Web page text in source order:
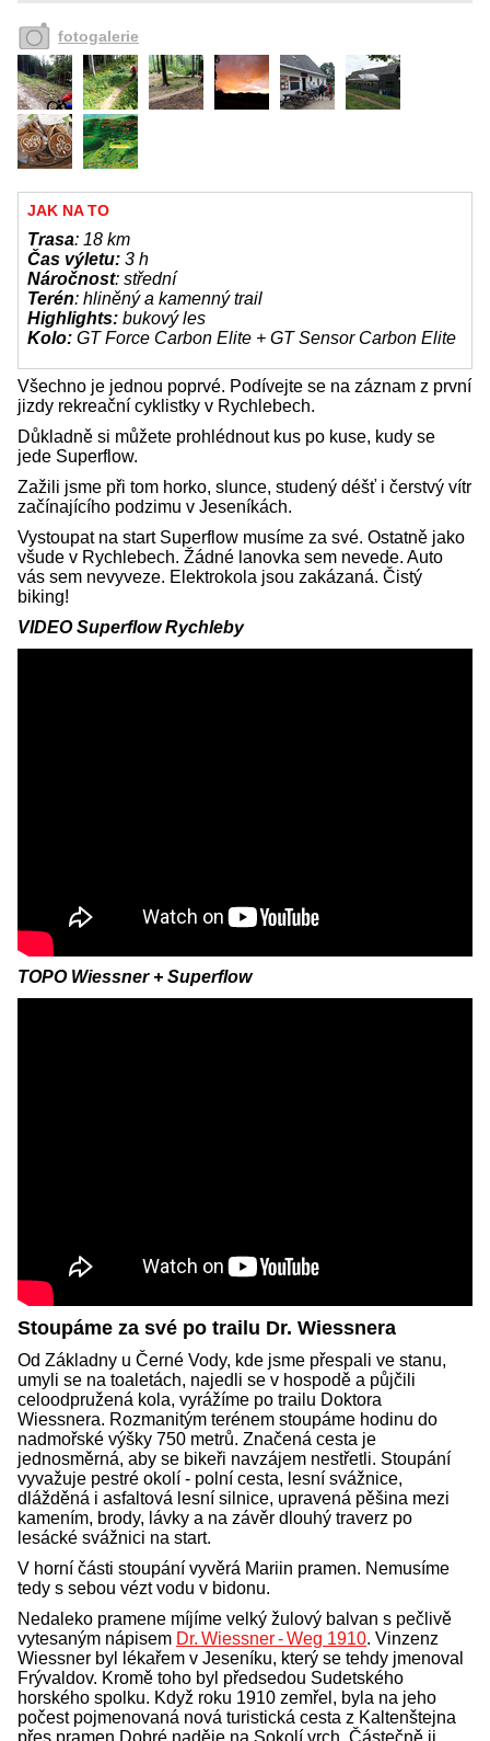
fotogalerie
JAK NA TO
Trasa: 18 km
Čas výletu: 3 h
Náročnost: střední
Terén: hliněný a kamenný trail
Highlights: bukový les
Kolo: GT Force Carbon Elite + GT Sensor Carbon Elite
Všechno je jednou poprvé. Podívejte se na záznam z první
jizdy rekreační cyklistky v Rychlebech.
Důkladně si můžete prohlédnout kus po kuse, kudy se
jede Superflow.
Zažili jsme při tom horko, slunce, studený déšť i čerstvý vítr
začínajícího podzimu v Jeseníkách.
Vystoupat na start Superflow musíme za své. Ostatně jako
všude v Rychlebech. Žádné lanovka sem nevede. Auto
vás sem nevyveze. Elektrokola jsou zakázaná. Čistý
biking!
VIDEO Superflow Rychleby
TOPO Wiessner + Superflow
Stoupáme za své po trailu Dr. Wiessnera
Od Základny u Černé Vody, kde jsme přespali ve stanu,
umyli se na toaletách, najedli se v hospodě a půjčili
celoodpružená kola, vyrážíme po trailu Doktora
Wiessnera. Rozmanitým terénem stoupáme hodinu do
nadmořské výšky 750 metrů. Značená cesta je
jednosměrná, aby se bikeři navzájem nestřetli. Stoupání
vyvažuje pestré okolí - polní cesta, lesní svážnice,
dlážděná i asfaltová lesní silnice, upravená pěšina mezi
kamením, brody, lávky a na závěr dlouhý traverz po
lesácké svážnici na start.
V horní části stoupání vyvěrá Mariin pramen. Nemusíme
tedy s sebou vézt vodu v bidonu.
Nedaleko pramene míjíme velký žulový balvan s pečlivě
vytesaným nápisem Dr. Wiessner - Weg 1910. Vinzenz
Wiessner byl lékařem v Jeseníku, který se tehdy jmenoval
Frývaldov. Kromě toho byl předsedou Sudetského
horského spolku. Když roku 1910 zemřel, byla na jeho
počest pojmenovaná nová turistická cesta z Kaltenštejna